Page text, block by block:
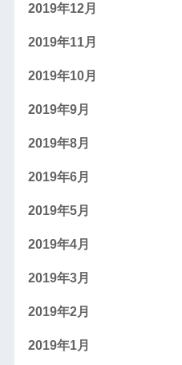
2019年12月
2019年11月
2019年10月
2019年9月
2019年8月
2019年6月
2019年5月
2019年4月
2019年3月
2019年2月
2019年1月